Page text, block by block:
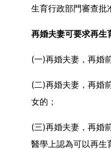
生育行政部門審查批
再婚夫妻可要求再生
(一)再婚夫妻，再婚
(二)再婚夫妻，再婚
女的；
(三)再婚夫妻，再婚
醫學上認為可以再生